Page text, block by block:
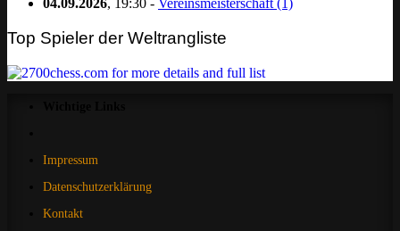
04.09.2026, 19:30 - Vereinsmeisterschaft (1)
Top Spieler der Weltrangliste
Impressum
Datenschutzerklärung
Kontakt